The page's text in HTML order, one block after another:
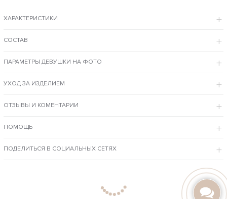
Модные советы и рекомендации здесь лишние – это универсальная
Одевайте изделие с любимыми джинсами и кожаными леггенсами,
сочетайте с классическими платьями и юбками любого фасона и длины.
предварительной примеркой в Москве и доставкой курьером до вашего
адреса.
Кардиган выполнен вручную, с красивым сложным узором,
Свободный крой оверсайз подходит для женщин с любым типом
фигуры.
Под заказ мы повторим женскую вещь в другом цвете и размере, внесем
ХАРАКТЕРИСТИКИ
СОСТАВ
ПАРАМЕТРЫ ДЕВУШКИ НА ФОТО
УХОД ЗА ИЗДЕЛИЕМ
ОТЗЫВЫ И КОМЕНТАРИИ
ПОМОЩЬ
ПОДЕЛИТЬСЯ В СОЦИАЛЬНЫХ СЕТЯХ